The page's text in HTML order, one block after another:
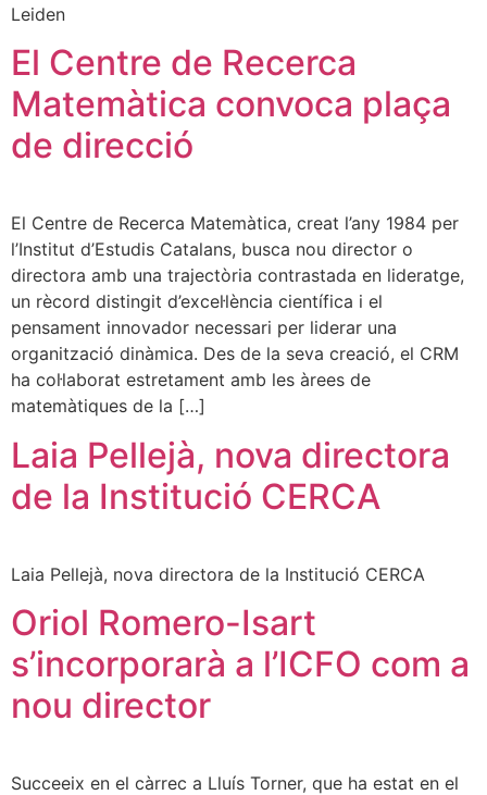
Leiden
El Centre de Recerca
Matemàtica convoca plaça
de direcció
El Centre de Recerca Matemàtica, creat l’any 1984 per
l’Institut d’Estudis Catalans, busca nou director o
directora amb una trajectòria contrastada en lideratge,
un rècord distingit d’excel·lència científica i el
pensament innovador necessari per liderar una
organització dinàmica. Des de la seva creació, el CRM
ha col·laborat estretament amb les àrees de
matemàtiques de la […]
Laia Pellejà, nova directora
de la Institució CERCA
Laia Pellejà, nova directora de la Institució CERCA
Oriol Romero-Isart
s’incorporarà a l’ICFO com a
nou director
Succeeix en el càrrec a Lluís Torner, que ha estat en el